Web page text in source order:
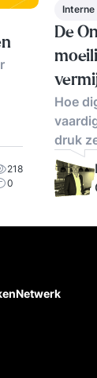
218
0
Interne
De
Hoe
druk
Netwerk